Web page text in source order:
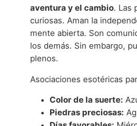
aventura y el cambio. Las
curiosas. Aman la
mente abierta. Son
los demás. Sin embargo,
plenos.
Asociaciones esotéricas
Color de la suerte:
Piedras preciosas: